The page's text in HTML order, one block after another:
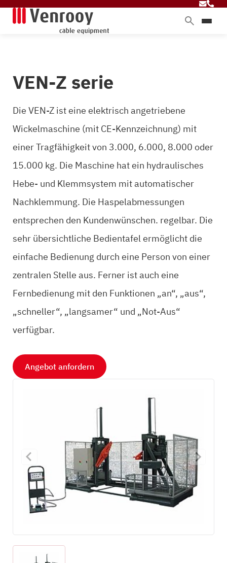
Branchen
Blog
Kontakt
VEN-Z serie
Die VEN-Z ist eine elektrisch angetriebene
Wickelmaschine (mit CE-Kennzeichnung) mit
einer Tragfähigkeit von 3.000, 6.000, 8.000 oder
15.000 kg. Die Maschine hat ein hydraulisches
Hebe- und Klemmsystem mit automatischer
Nachklemmung. Die Haspelabmessungen
entsprechen den Kundenwünschen. regelbar. Die
sehr übersichtliche Bedientafel ermöglicht die
einfache Bedienung durch eine Person von einer
zentralen Stelle aus. Ferner ist auch eine
Fernbedienung mit den Funktionen „an“, „aus“,
„schneller“, „langsamer“ und „Not-Aus“
verfügbar.
Angebot anfordern